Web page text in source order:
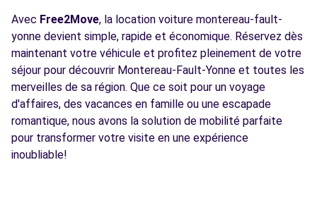
Avec Free2Move, la location voiture montereau-fault-
yonne devient simple, rapide et économique. Réservez dès
maintenant votre véhicule et profitez pleinement de votre
séjour pour découvrir Montereau-Fault-Yonne et toutes les
merveilles de sa région. Que ce soit pour un voyage
d'affaires, des vacances en famille ou une escapade
romantique, nous avons la solution de mobilité parfaite
pour transformer votre visite en une expérience
inoubliable!